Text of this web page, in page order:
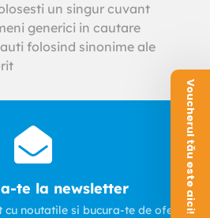
un singur cuvant
generici in cautare
folosind sinonime ale
te la newsletter
cu noutatile si bucura-te de oferteVoucherul tău este aici!